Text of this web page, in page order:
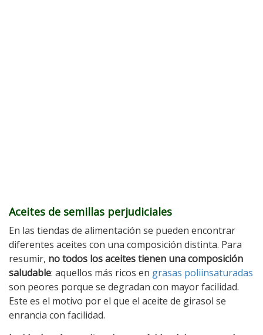
Aceites de semillas perjudiciales
En las tiendas de alimentación se pueden encontrar
diferentes aceites con una composición distinta. Para
resumir, no todos los aceites tienen una composición
saludable: aquellos más ricos en grasas poliinsaturadas
son peores porque se degradan con mayor facilidad.
Este es el motivo por el que el aceite de girasol se
enrancia con facilidad.